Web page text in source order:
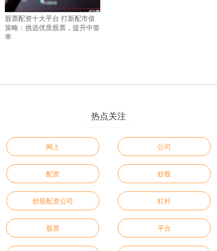
股票配资十大平台 打新配市值
策略：挑选优质股票，提升中签
率
热点关注
网上 公司
配资 炒股
炒股配资公司 杠杆
股票 平台